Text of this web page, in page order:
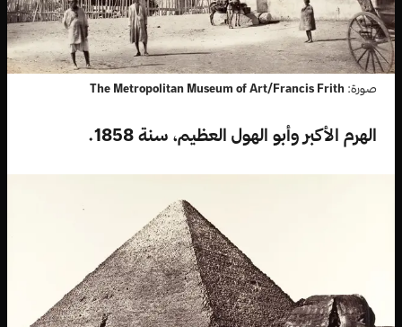
صورة: The Metropolitan Museum of Art/Francis Frith
الهرم الأكبر وأبو الهول العظيم، سنة 1858.